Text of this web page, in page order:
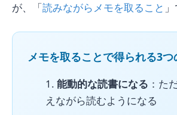
が、「読みながらメモを取ること
メモを取ることで得られる3つ
能動的な読書になる ：た
えながら読むようになる